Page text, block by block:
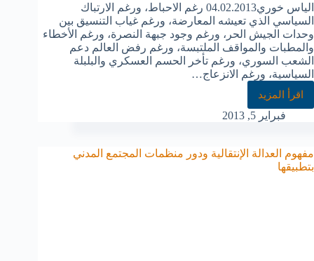
الياس خوري04.02.2013 رغم الاحباط، ورغم الارتباك
السياسي الذي تعيشه المعارضة، ورغم غياب التنسيق بين
وحدات الجيش الحر، ورغم وجود جبهة النصرة، ورغم الأخطاء
والمطبات والمواقف الملتبسة، ورغم رفض العالم دعم
الشعب السوري، ورغم تأخر الحسم العسكري والبلبلة
السياسية، ورغم الانزعاج…
اقرأ المزيد
فبراير 5, 2013
مفهوم العدالة الإنتقالية ودور منظمات المجتمع المدني
بتطبيقها